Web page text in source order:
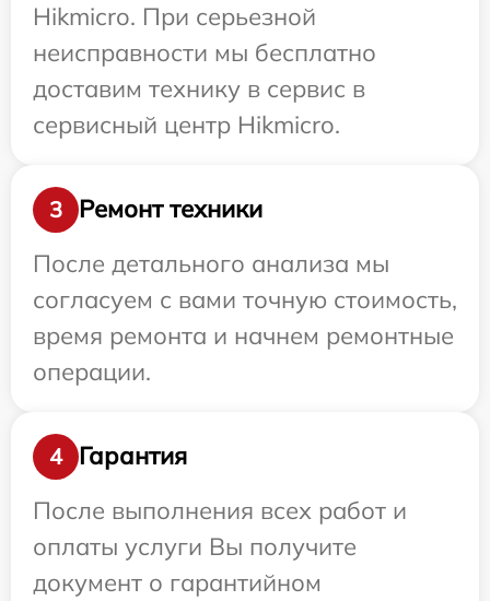
Hikmicro. При серьезной
неисправности мы бесплатно
доставим технику в сервис в
сервисный центр Hikmicro.
3
Ремонт техники
После детального анализа мы
согласуем с вами точную стоимость,
время ремонта и начнем ремонтные
операции.
4
Гарантия
После выполнения всех работ и
оплаты услуги Вы получите
документ о гарантийном